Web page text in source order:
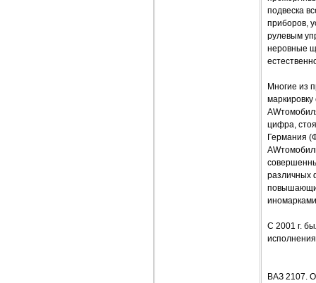
подвеска
приборов,
рулевым
неровные
Многие из
цифра,
Германия
различных
С 2001 г.
ВАЗ 2107.